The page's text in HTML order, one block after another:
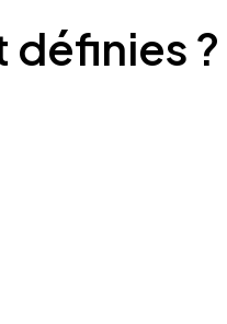
?